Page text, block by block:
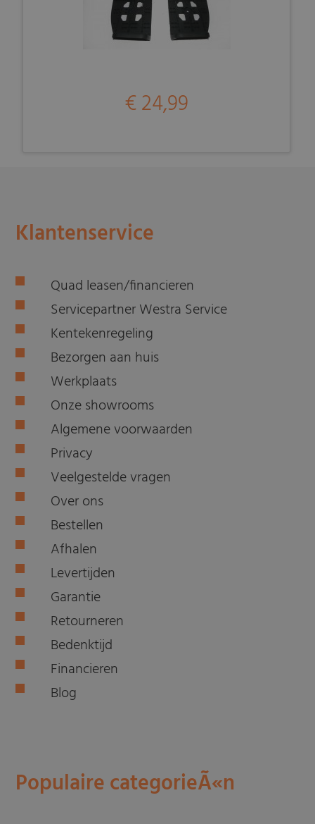
€ 24,99
Klantenservice
Quad leasen/financieren
Servicepartner Westra Service
Kentekenregeling
Bezorgen aan huis
Werkplaats
Onze showrooms
Algemene voorwaarden
Privacy
Veelgestelde vragen
Over ons
Bestellen
Afhalen
Levertijden
Garantie
Retourneren
Bedenktijd
Financieren
Blog
Populaire categorieÃ«n